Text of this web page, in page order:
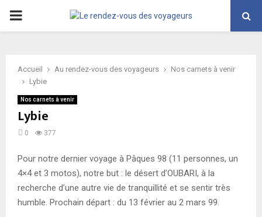
PRIMARY
Accueil Au rendez-vous des voyageurs
Nos carnets à venir
Lybie
Nos carnets à venir
Lybie
0 377
Pour notre dernier voyage à Pâques 98 (11 personnes, un
4×4 et 3 motos), notre but : le désert d’OUBARI, à la
recherche d’une autre vie de tranquillité et se sentir très
humble. Prochain départ : du 13 février au 2 mars 99.